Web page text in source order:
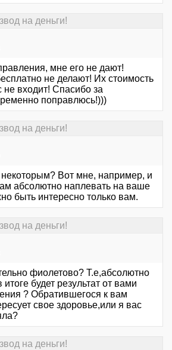
на деньги!
мне его не дают!
не делают! Их стоимость
не входит! Спасибо за
поправлюсь!)))
на деньги!
Вот мне, например, и
абсолютно наплевать на ваше
быть интересно только вам.
на деньги!
фиолетово? Т.е,абсолютно
будет результат от вами
? Обратившегося к вам
свое здоровье,или я вас
на деньги!